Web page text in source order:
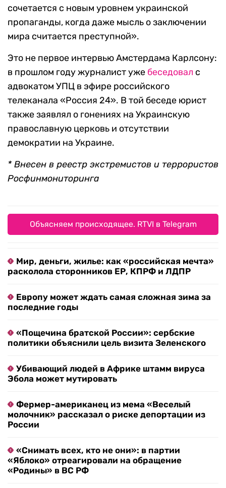
сочетается с новым уровнем украинской
пропаганды, когда даже мысль о заключении
мира считается преступной».
Это не первое интервью Амстердама Карлсону:
в прошлом году журналист уже беседовал с
адвокатом УПЦ в эфире российского
телеканала «Россия 24». В той беседе юрист
также заявлял о гонениях на Украинскую
православную церковь и отсутствии
демократии на Украине.
* Внесен в реестр экстремистов и террористов
Росфинмониторинга
Объясняем происходящее. RTVI в Telegram
Мир, деньги, жилье: как «российская мечта»
расколола сторонников ЕР, КПРФ и ЛДПР
Европу может ждать самая сложная зима за
последние годы
«Пощечина братской России»: сербские
политики объяснили цель визита Зеленского
Убивающий людей в Африке штамм вируса
Эбола может мутировать
Фермер-американец из мема «Веселый
молочник» рассказал о риске депортации из
России
«Снимать всех, кто не они»: в партии
«Яблоко» отреагировали на обращение
«Родины» в ВС РФ